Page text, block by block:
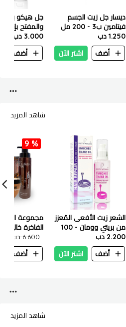
ديسار جل زيت الجسم
فيتامين ب3 - 200 مل
1.250 دب
أضف
اشتر الآن
جل هيكو
والمفتح
LF16-35 – 50 جم
3.000 دب
أضف
شاهد المزيد
الشعر زيت الأفعى المُعزز
من بريتي وومان - 100
مل
2.200 دب
أضف
اشتر الآن
9 %
مجموعة
الفاخرة
6.600 دب
أضف
شاهد المزيد